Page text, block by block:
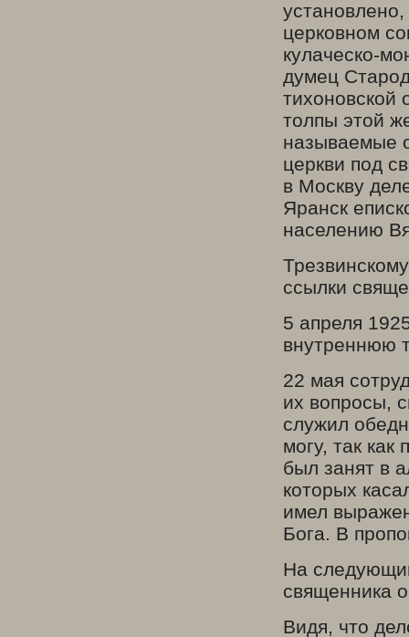
церковном
кулаческо-
думец
тихоновской
толпы этой
называемые
церкви под
в Москву
Яранск
населению
ссылки
5 апреля
внутреннюю
22 мая
их вопросы,
служил
могу, так как
был занят в
которых
имел
Бога. В
На
священника
Видя, что